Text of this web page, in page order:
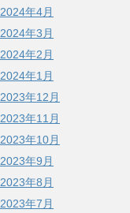
2024年4月
2024年3月
2024年2月
2024年1月
2023年12月
2023年11月
2023年10月
2023年9月
2023年8月
2023年7月